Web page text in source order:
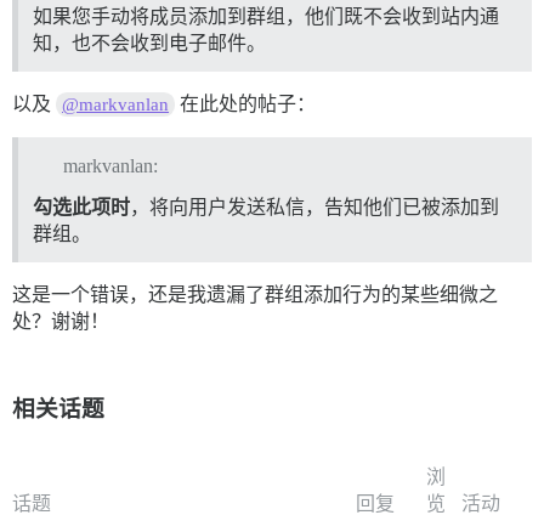
如果您手动将成员添加到群组，他们既不会收到站内通
知，也不会收到电子邮件。
以及 @markvanlan 在此处的帖子：
markvanlan:
勾选此项时，将向用户发送私信，告知他们已被添加到
群组。
这是一个错误，还是我遗漏了群组添加行为的某些细微之
处？谢谢！
相关话题
话题 回复
浏
览
活动